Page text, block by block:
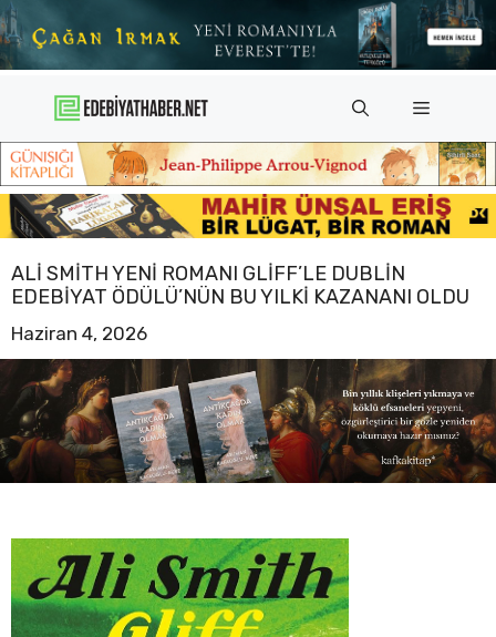
İçeriğe
atla
Menü
ALI SMITH YENI ROMANI GLIFF’LE DUBLIN
EDEBIYAT ÖDÜLÜ’NÜN BU YILKI KAZANANI OLDU
Haziran 4, 2026